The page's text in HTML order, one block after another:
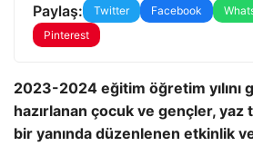
Paylaş: Twitter Facebook
Pinterest
2023-2024 eğitim öğretim yılını
hazırlanan çocuk ve gençler,
bir yanında düzenlenen etkinlik